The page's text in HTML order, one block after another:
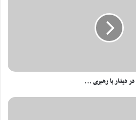
در دیدار با رهبری ...